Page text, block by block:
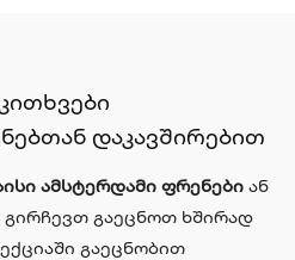
დაკავშირებით
ამსტერდამი ფრენები ან
გირჩევთ გაეცნოთ ხშირად
გაეცნობით